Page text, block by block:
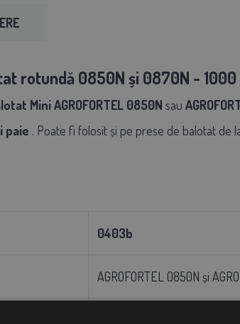
rotundă 0850N și 0870N - 1000
Mini AGROFORTEL 0850N sau
paie . Poate fi folosit și pe prese de balotat de
0403b
AGROFORTEL 0850N și